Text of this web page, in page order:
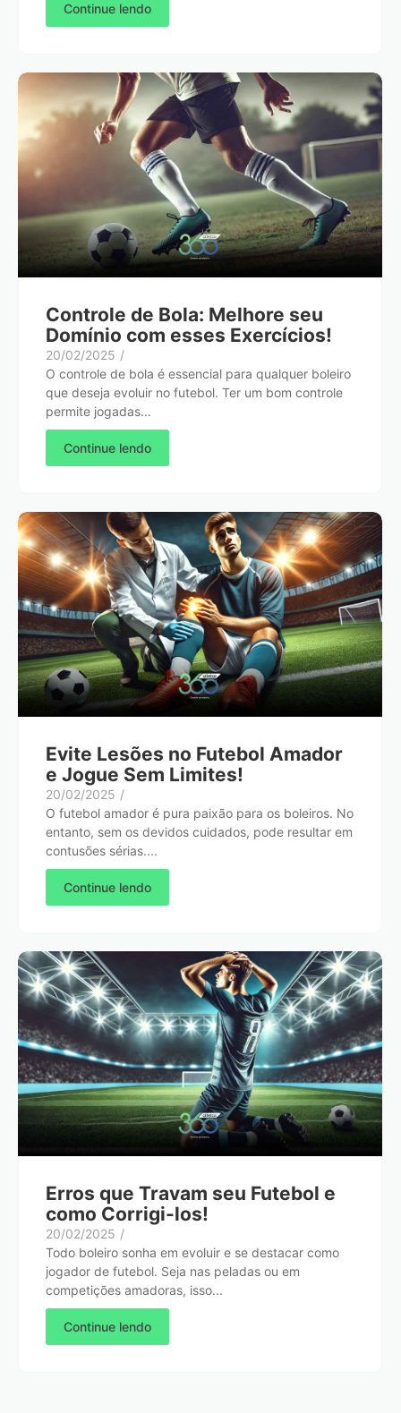
Continue lendo
Controle de Bola: Melhore seu
Domínio com esses Exercícios!
20/02/2025 /
O controle de bola é essencial para qualquer boleiro
que deseja evoluir no futebol. Ter um bom controle
permite jogadas...
Continue lendo
Evite Lesões no Futebol Amador
e Jogue Sem Limites!
20/02/2025 /
O futebol amador é pura paixão para os boleiros. No
entanto, sem os devidos cuidados, pode resultar em
contusões sérias....
Continue lendo
Erros que Travam seu Futebol e
como Corrigi-los!
20/02/2025 /
Todo boleiro sonha em evoluir e se destacar como
jogador de futebol. Seja nas peladas ou em
competições amadoras, isso...
Continue lendo